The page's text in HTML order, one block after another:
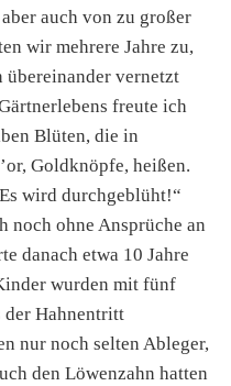
auch von zu großer
wir mehrere Jahre zu,
vernetzt
freute ich
Blüten, die in
Goldknöpfe, heißen.
wird durchgeblüht!“
noch ohne Ansprüche an
danach etwa 10 Jahre
wurden mit fünf
der Hahnentritt
nur noch selten Ableger,
den Löwenzahn hatten